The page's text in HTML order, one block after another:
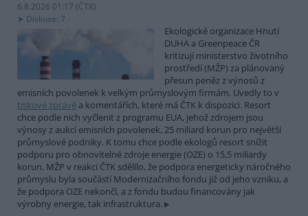
6.8.2026 01:17 (ČTK)
Diskuse: 7
Ekologické organizace Hnutí
DUHA a Greenpeace ČR
kritizují ministerstvo životního
prostředí (MŽP) za plánovaný
přesun peněz z výnosů z
emisních povolenek k velkým průmyslovým firmám. Uvedly to v
tiskové zprávě a komentářích, které má ČTK k dispozici. Resort
chce podle nich vyčlenit z programu EUA, jehož zdrojem jsou
výnosy z aukcí emisních povolenek, 25 miliard korun pro největší
průmyslové podniky. K tomu chce podle ekologů resort snížit
podporu pro obnovitelné zdroje energie (OZE) o 15,5 miliardy
korun. MŽP v reakci ČTK sdělilo, že podpora energeticky náročného
průmyslu byla součástí Modernizačního fondu již od jeho vzniku, a
že podpora OZE nekončí, a z fondu budou financovány jak
výrobny energie, tak infrastruktura.